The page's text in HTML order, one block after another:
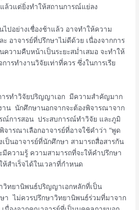
ล้วแต่ยิ่งทำให้สถานการณ์แย่ลง
ไปอย่างเชื่องช้าแล้ว อาจทำให้ความ
อาจารย์ที่ปรึกษาไม่ดีด้วย เนื่องจากการ
ความคืบหน้าเป็นระยะสม่ำเสมอ จะทำให้
ารทำงานวิจัยเท่าที่ควร ซึ่งในการเรีย
ารทำวิจัยปริญญาเอก มีความสำคัญมาก
าน นักศึกษานอกจากจะต้องพิจารณาจาก
ณ์การสอน ประสบการณ์ทำวิจัย และภูมิ
ารณาเลือกอาจารย์ที่อาจใช้คำว่า “พูด
ป็นอาจารย์ที่นักศึกษา สามารถสื่อสารกัน
มีความรู้ ความสามารถที่จะให้คำปรึกษา
สำเร็จได้ในเวลาที่กำหนด
วิทยานิพนธ์ปริญญาเอกหลักที่เป็น
า ไม่ควรปรึกษาวิทยานิพนธ์ร่วมที่มาจาก